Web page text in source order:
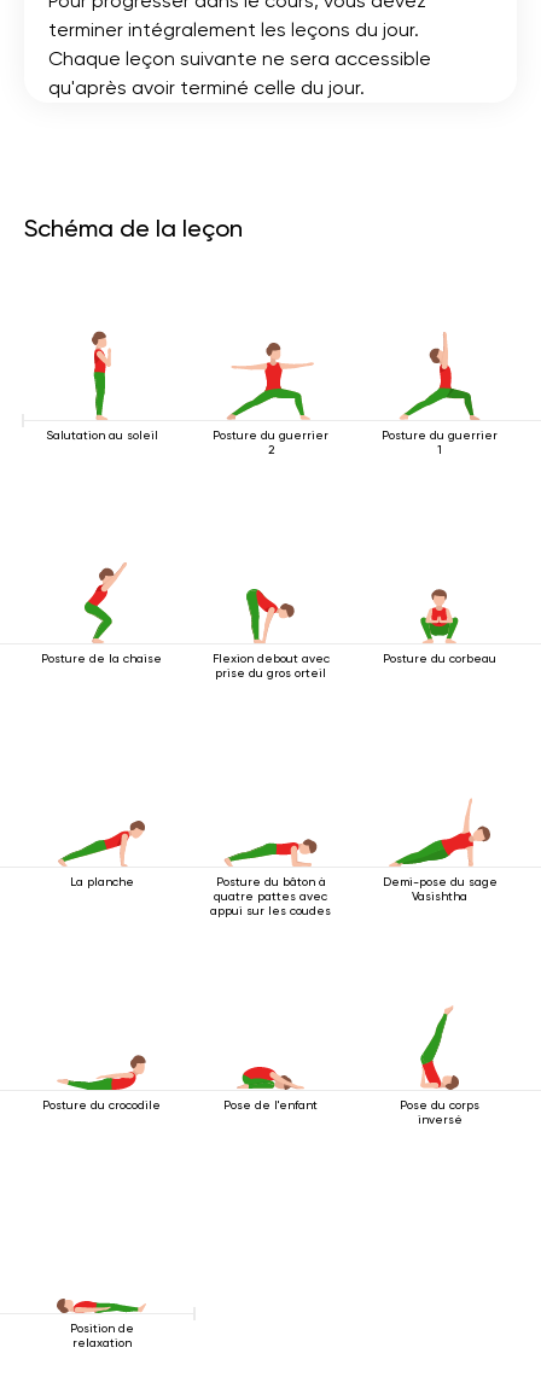
terminer intégralement les leçons du jour.
Chaque leçon suivante ne sera accessible
qu'après avoir terminé celle du jour.
Schéma de la leçon
Salutation au soleil
Posture du guerrier
2
Posture du guerrier
1
Posture de la chaise
Flexion debout avec
prise du gros orteil
Posture du corbeau
La planche
Posture du bâton à
quatre pattes avec
appui sur les coudes
Demi-pose du sage
Vasishtha
Posture du crocodile Pose de l'enfant
Pose du corps
inversé
Position de
relaxation